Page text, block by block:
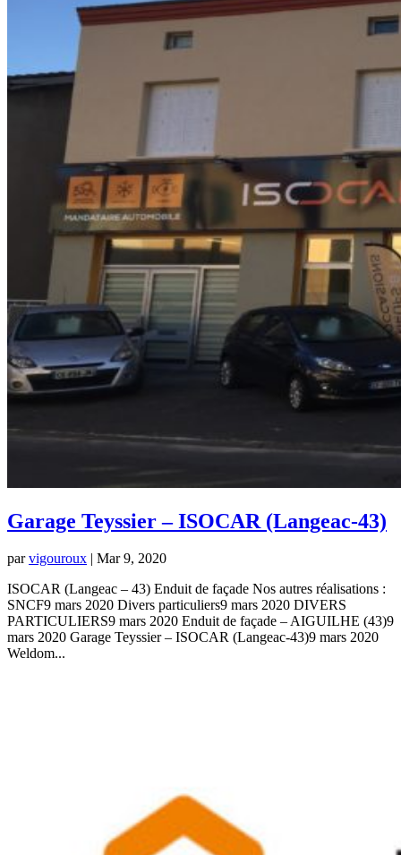
Garage Teyssier – ISOCAR (Langeac-43)
parvigouroux | Mar 9, 2020
ISOCAR (Langeac – 43) Enduit de façade Nos autres réalisations :
SNCF9 mars 2020 Divers particuliers9 mars 2020 DIVERS
PARTICULIERS9 mars 2020 Enduit de façade – AIGUILHE (43)9
mars 2020 Garage Teyssier – ISOCAR (Langeac-43)9 mars 2020
Weldom...